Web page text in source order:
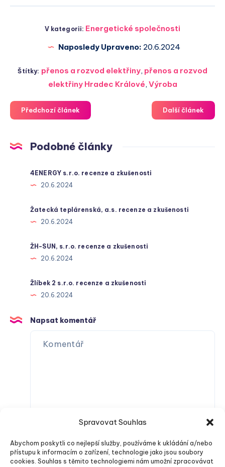
Spravovat Souhlas
Abychom poskytli co nejlepší služby, používáme k ukládání a/nebo
přístupu k informacím o zařízení, technologie jako jsou soubory
cookies. Souhlas s těmito technologiemi nám umožní zpracovávat
V kategorii: Energetické společnosti
Naposledy Upraveno: 20.6.2024
Štítky: přenos a rozvod elektřiny, přenos a rozvod
elektřiny Hradec Králové, Výroba
Předchozí článek Další článek
Podobné články
4ENERGY s.r.o. recenze a zkušenosti
20.6.2024
Žatecká teplárenská, a.s. recenze a zkušenosti
20.6.2024
ŽH-SUN, s.r.o. recenze a zkušenosti
20.6.2024
Žlíbek 2 s.r.o. recenze a zkušenosti
20.6.2024
Napsat komentář